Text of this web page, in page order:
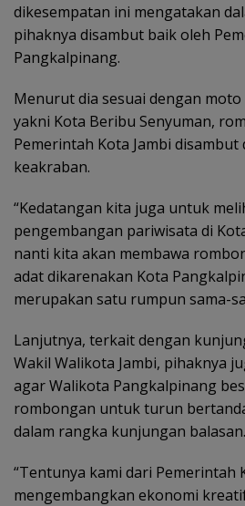
dikesempatan ini mengatakan
pihaknya disambut baik oleh
Pangkalpinang.
Menurut dia sesuai dengan
yakni Kota Beribu Senyuman,
Pemerintah Kota Jambi
keakraban.
“Kedatangan kita juga untuk
pengembangan pariwisata di
nanti kita akan membawa
adat dikarenakan Kota
merupakan satu rumpun sama-
Lanjutnya, terkait dengan
Wakil Walikota Jambi, pihaknya
agar Walikota Pangkalpinang
rombongan untuk turun
dalam rangka kunjungan balasan.
“Tentunya kami dari Pemerintah
mengembangkan ekonomi